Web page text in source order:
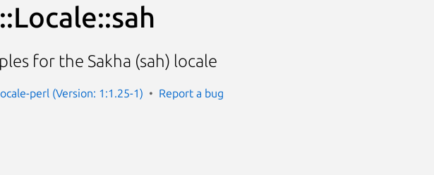
for the Sakha (sah) locale
perl (Version: 1:1.25-1) Report a bug